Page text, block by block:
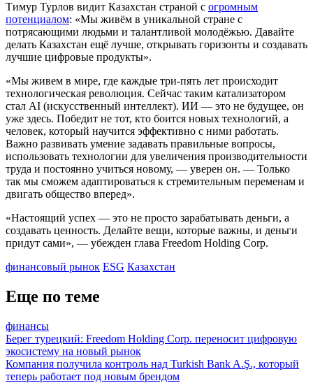
Тимур Турлов видит Казахстан страной с огромным
потенциалом: «Мы живём в уникальной стране с
потрясающими людьми и талантливой молодёжью. Давайте
делать Казахстан ещё лучше, открывать горизонты и создавать
лучшие цифровые продукты».
«Мы живем в мире, где каждые три-пять лет происходит
технологическая революция. Сейчас таким катализатором
стал AI (искусственный интеллект). ИИ — это не будущее, он
уже здесь. Победит не тот, кто боится новых технологий, а
человек, который научится эффективно с ними работать.
Важно развивать умение задавать правильные вопросы,
использовать технологии для увеличения производительности
труда и постоянно учиться новому, — уверен он. — Только
так мы сможем адаптироваться к стремительным переменам и
двигать общество вперед».
«Настоящий успех — это не просто зарабатывать деньги, а
создавать ценность. Делайте вещи, которые важны, и деньги
придут сами», — убежден глава Freedom Holding Corp.
финансовый рынок ESG Казахстан
Еще по теме
финансы
Берег турецкий: Freedom Holding Corp. переносит цифровую
экосистему на новый рынок
Компания получила контроль над Turkish Bank A.Ş., который
теперь работает под новым брендом